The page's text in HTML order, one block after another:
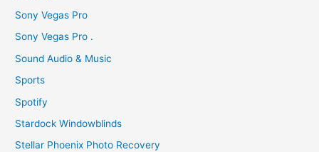
Sony Vegas Pro
Sony Vegas Pro .
Sound Audio & Music
Sports
Spotify
Stardock Windowblinds
Stellar Phoenix Photo Recovery